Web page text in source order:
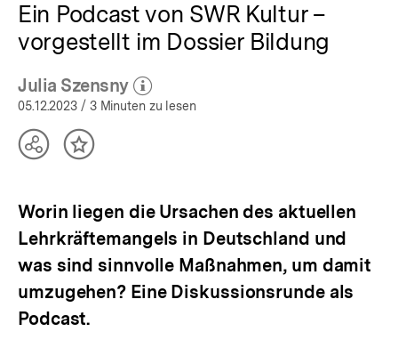
Ein Podcast von SWR Kultur –
vorgestellt im Dossier Bildung
Julia Szensny
(Mehr zum Autor)
öffnen
05.12.2023 / 3 Minuten zu lesen
TeilenInhalt
Worin liegen die Ursachen des aktuellen
Lehrkräftemangels in Deutschland und
was sind sinnvolle Maßnahmen, um damit
umzugehen? Eine Diskussionsrunde als
Podcast.